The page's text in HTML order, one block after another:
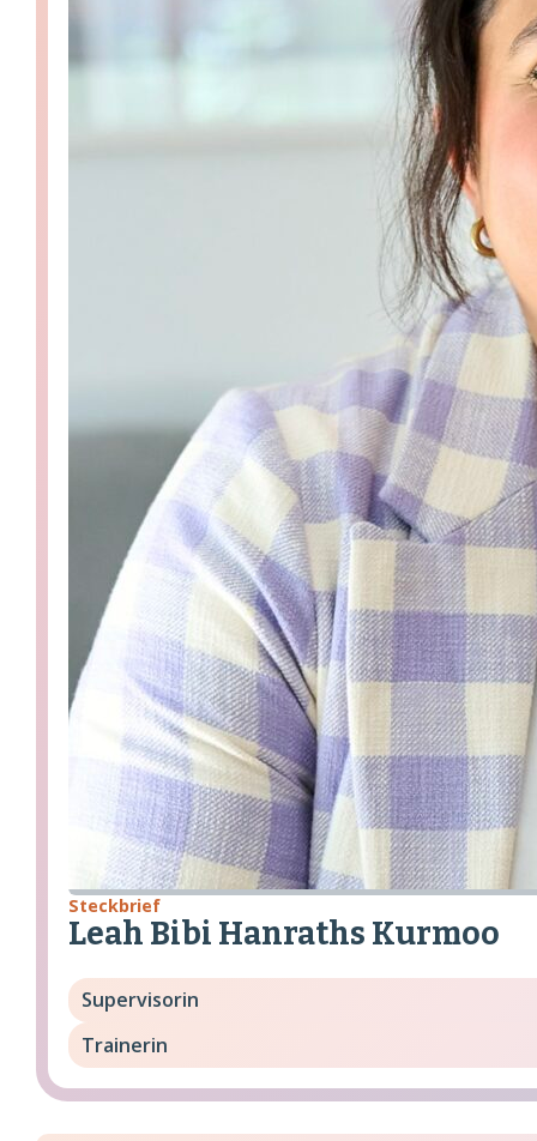
Steckbrief
Leah Bibi Hanraths Kurmoo
Supervisorin
Trainerin